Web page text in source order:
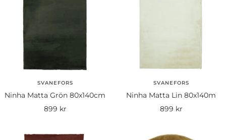
SVANEFORS
Ninha Matta Grön 80x140cm
Rea-
899 kr
SVANEFORS
Ninha Matta Lin 80x140m
Rea-
899 kr